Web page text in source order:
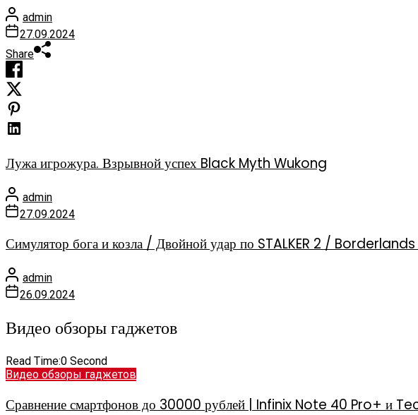
admin
27.09.2024
Share
Лужа игрожура. Взрывной успех Black Myth Wukong
admin
27.09.2024
Симулятор бога и козла / Двойной удар по STALKER 2 /
admin
26.09.2024
Видео обзоры гаджетов
Read Time:0 Second
Видео обзоры гаджетов
Сравнение смартфонов до 30000 рублей | Infinix Note 40 Pro+ и